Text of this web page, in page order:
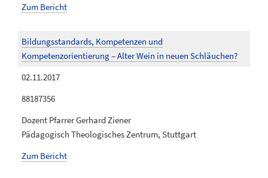
Zum Bericht
Bildungsstandards, Kompetenzen und
Kompetenzorientierung – Alter Wein in neuen Schläuchen?
02.11.2017
88187356
Dozent Pfarrer Gerhard Ziener
Pädagogisch Theologisches Zentrum, Stuttgart
Zum Bericht